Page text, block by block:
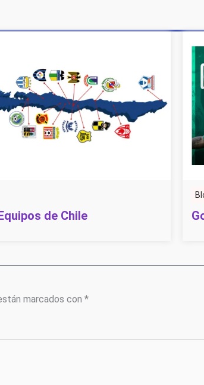
de Chile
marcados con *